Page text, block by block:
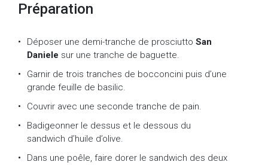
Préparation
Déposer une demi-tranche de prosciutto San
Daniele sur une tranche de baguette.
Garnir de trois tranches de bocconcini puis d’une
grande feuille de basilic.
Couvrir avec une seconde tranche de pain.
Badigeonner le dessus et le dessous du
sandwich d’huile d’olive.
Dans une poêle, faire dorer le sandwich des deux